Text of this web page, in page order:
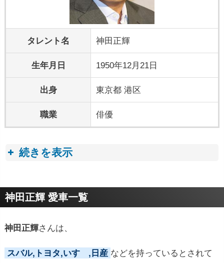
タレント名 神田正輝
生年月日 1950年12月21日
出身 東京都 港区
職業 俳優
続きを表示
プロフィールトピック
神田正輝 愛車一覧
神田正輝さんは、
スバル,トヨタ,いすゞ,日産 などを持っているとされて